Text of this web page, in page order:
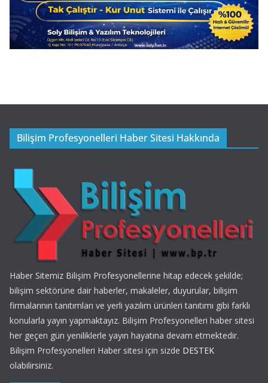
Bilişim Profesyonelleri Haber Sitesi Hakkında
Haber Sitemiz Bilişim Profesyonellerine hitap edecek şekilde;
bilişim sektörüne dair haberler, makaleler, duyurular, bilişim
firmalarının tanıtımları ve yerli yazılım ürünleri tanıtımı gibi farklı
konularla yayın yapmaktayız. Bilişim Profesyonelleri haber sitesi
her geçen gün yeniliklerle yayın hayatına devam etmektedir.
Bilişim Profesyonelleri Haber sitesi için sizde DESTEK
olabilirsiniz.